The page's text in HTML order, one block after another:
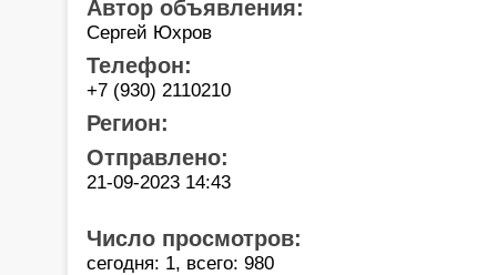
Автор объявления:
Сергей Юхров
Телефон:
+7 (930) 2110210
Регион:
Отправлено:
21-09-2023 14:43
Число просмотров:
сегодня: 1, всего: 980